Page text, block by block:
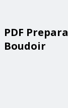
PDF
Boudoir